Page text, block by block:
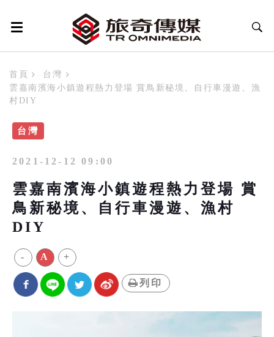
首頁
台灣
雲嘉南濱海小鎮遊程熱力登場 賞鳥新秘境、自行車漫遊、漁
村DIY
台灣
2021-12-12 09:00
雲嘉南濱海小鎮遊程熱力登場 賞
鳥新秘境、自行車漫遊、漁村
DIY
- A +
列印